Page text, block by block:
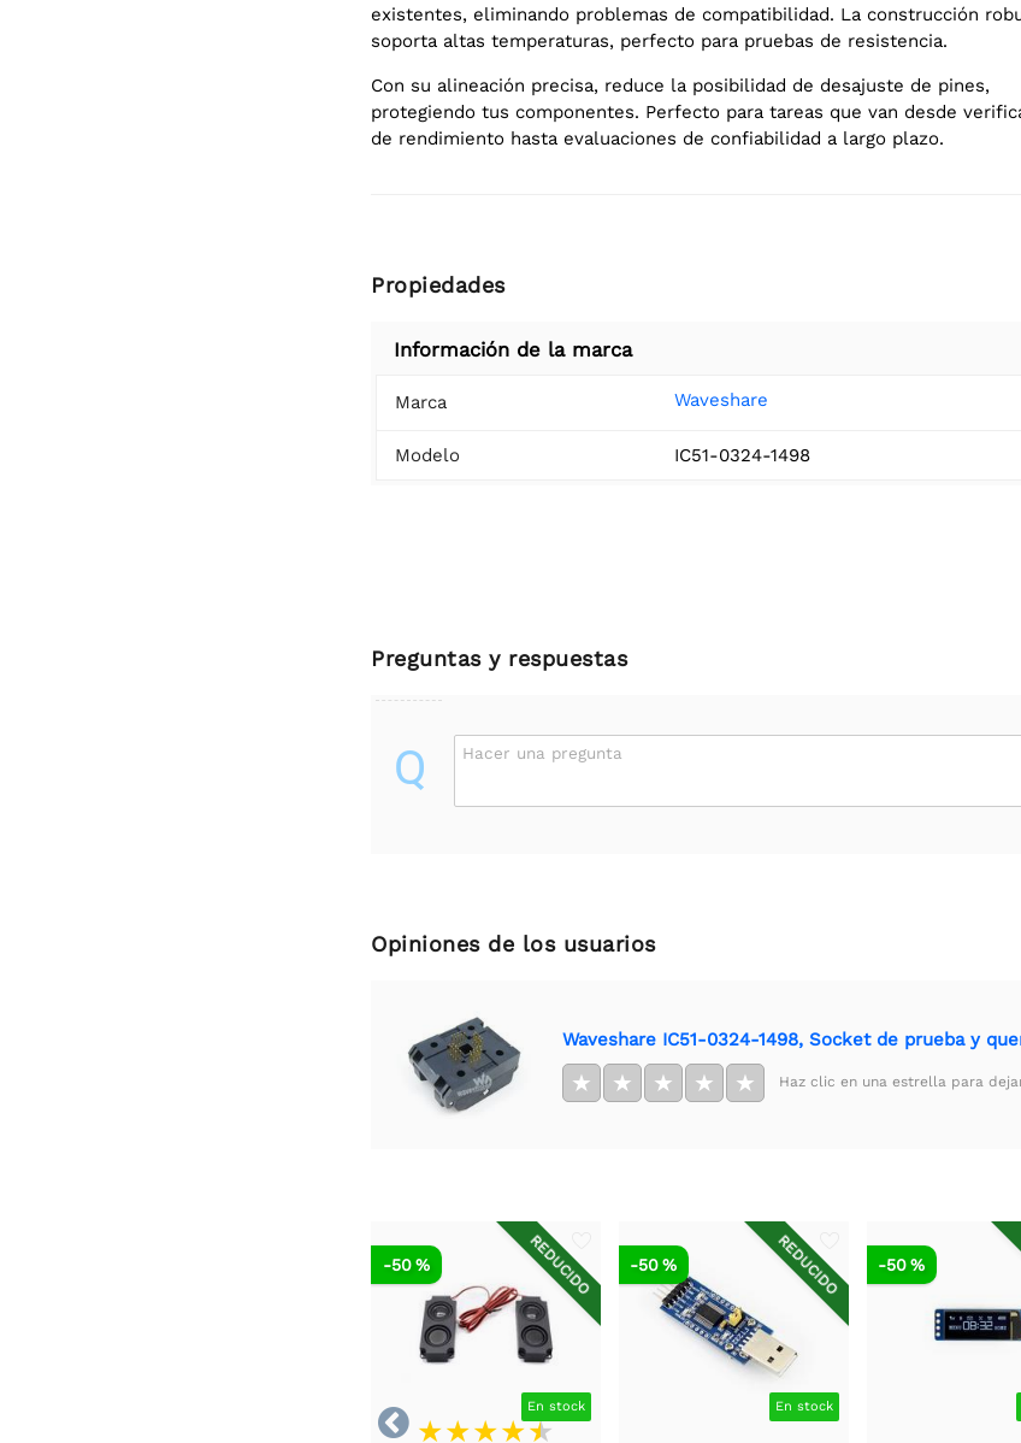
existentes, eliminando problemas de compatibilidad. La construcción
soporta altas temperaturas, perfecto para pruebas de resistencia.
Con su alineación precisa, reduce la posibilidad de desajuste de pines,
protegiendo tus componentes. Perfecto para tareas que van desde
de rendimiento hasta evaluaciones de confiabilidad a largo plazo.
Propiedades
Información de la marca
Marca Waveshare
Modelo IC51-0324-1498
Preguntas y respuestas
Q Hacer una pregunta
Opiniones de los usuarios
Waveshare IC51-0324-1498, Socket de prueba y
★ ★ ★ ★ ★ Haz clic en una estrella para

REDUCIDO
En stock
-50 % REDUCIDO
En stock
-50 % -50 %